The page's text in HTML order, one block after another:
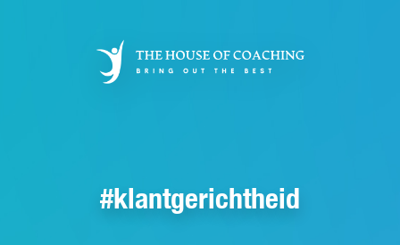
klantgerichtheid